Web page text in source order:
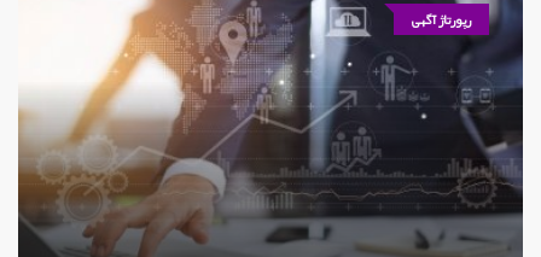
رپورتاژ آگهی